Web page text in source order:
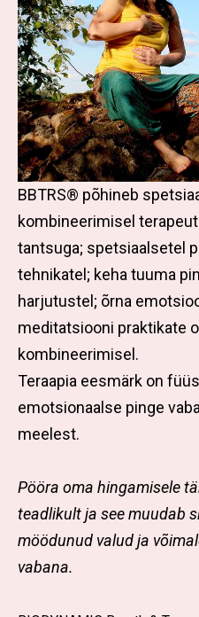
BBTRS® põhineb
kombineerimisel
tantsuga; spetsiaalsetel
tehnikatel; keha tuuma
harjutustel; õrna
meditatsiooni praktikate
kombineerimisel.
Teraapia eesmärk on
emotsionaalse pinge
meelest.
Pööra oma hingamisele
teadlikult ja see muudab
möödunud valud ja
vabana.